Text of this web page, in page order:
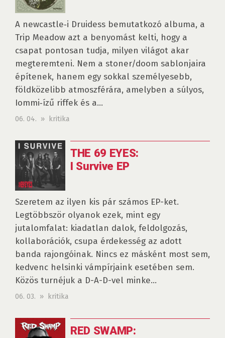
A newcastle‑i Druidess bemutatkozó albuma, a
Trip Meadow azt a benyomást kelti, hogy a
csapat pontosan tudja, milyen világot akar
megteremteni. Nem a stoner/doom sablonjaira
építenek, hanem egy sokkal személyesebb,
földközelibb atmoszférára, amelyben a súlyos,
Iommi‑ízű riffek és a...
06. 04. » kritika
THE 69 EYES:
I Survive EP
Szeretem az ilyen kis pár számos EP-ket.
Legtöbbször olyanok ezek, mint egy
jutalomfalat: kiadatlan dalok, feldolgozás,
kollaborációk, csupa érdekesség az adott
banda rajongóinak. Nincs ez másként most sem,
kedvenc helsinki vámpírjaink esetében sem.
Közös turnéjuk a D-A-D-vel minke...
06. 03. » kritika
RED SWAMP: